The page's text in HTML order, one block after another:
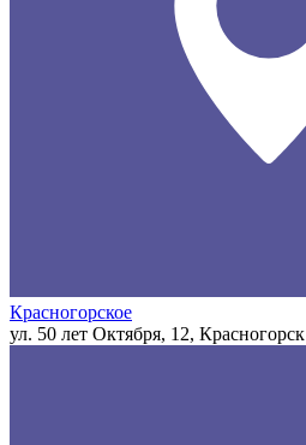
Красногорское
ул. 50 лет Октября, 12, Красногорск